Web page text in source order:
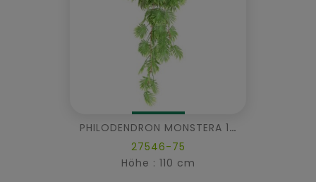
PHILODENDRON MONSTERA 110
27546-75
Höhe : 110 cm